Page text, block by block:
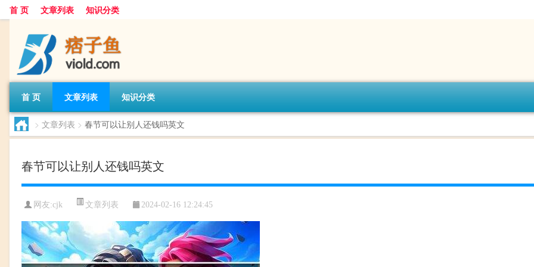
首 页 文章列表 知识分类
首 页 文章列表 知识分类
> 文章列表 > 春节可以让别人还钱吗英文
春节可以让别人还钱吗英文
网友:cjk 文章列表 2024-02-16 12:24:45